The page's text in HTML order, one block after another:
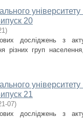
університету
20
)
досліджень з
різних груп населення,
університету
21
07)
досліджень з